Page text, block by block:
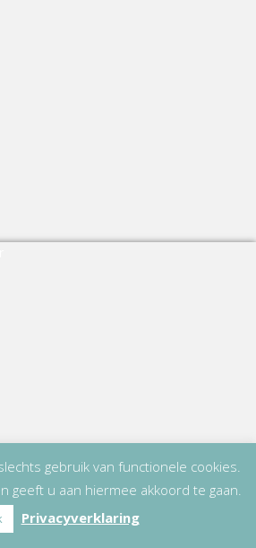
gebruik van functionele cookies.
geeft u aan hiermee akkoord te gaan.
Privacyverklaring